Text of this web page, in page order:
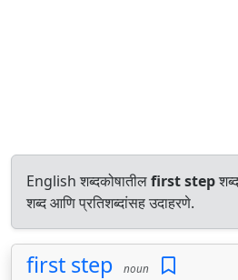
English शब्दकोषातीलfirst step
शब्द आणि प्रतिशब्दांसह उदाहरणे.
first step noun